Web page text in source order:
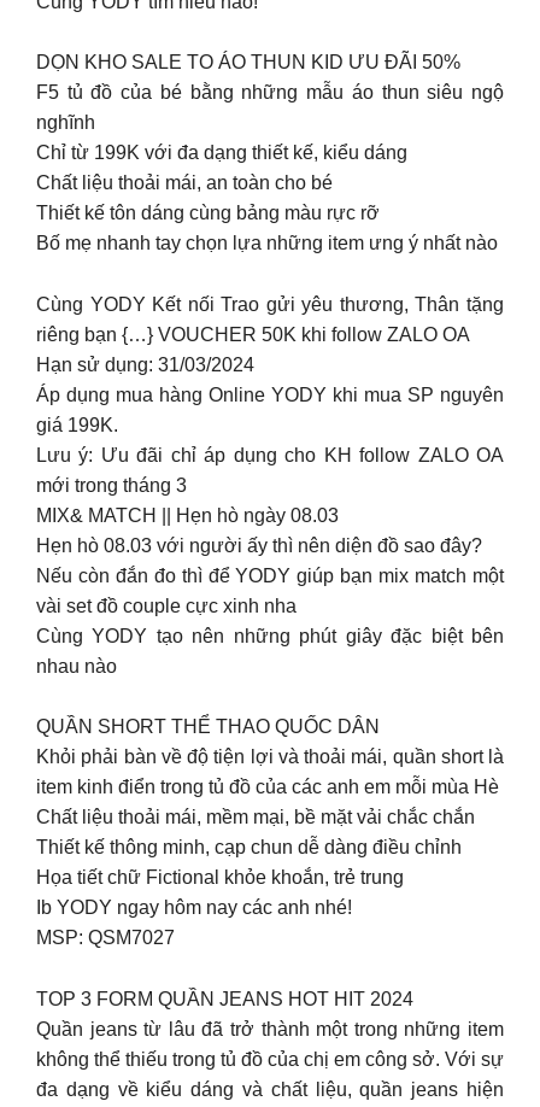
DỌN KHO SALE TO ÁO THUN KID ƯU ĐÃI 50%
F5 tủ đồ của bé bằng những mẫu áo thun siêu ngộ
nghĩnh
Chỉ từ 199K với đa dạng thiết kế, kiểu dáng
Chất liệu thoải mái, an toàn cho bé
Thiết kế tôn dáng cùng bảng màu rực rỡ
Bố mẹ nhanh tay chọn lựa những item ưng ý nhất nào
Cùng YODY Kết nối Trao gửi yêu thương, Thân tặng
riêng bạn {…} VOUCHER 50K khi follow ZALO OA
Hạn sử dụng: 31/03/2024
Áp dụng mua hàng Online YODY khi mua SP nguyên
giá 199K.
Lưu ý: Ưu đãi chỉ áp dụng cho KH follow ZALO OA
mới trong tháng 3
MIX& MATCH || Hẹn hò ngày 08.03
Hẹn hò 08.03 với người ấy thì nên diện đồ sao đây?
Nếu còn đắn đo thì để YODY giúp bạn mix match một
vài set đồ couple cực xinh nha
Cùng YODY tạo nên những phút giây đặc biệt bên
nhau nào
QUẦN SHORT THỂ THAO QUỐC DÂN
Khỏi phải bàn về độ tiện lợi và thoải mái, quần short là
item kinh điển trong tủ đồ của các anh em mỗi mùa Hè
Chất liệu thoải mái, mềm mại, bề mặt vải chắc chắn
Thiết kế thông minh, cạp chun dễ dàng điều chỉnh
Họa tiết chữ Fictional khỏe khoắn, trẻ trung
Ib YODY ngay hôm nay các anh nhé!
MSP: QSM7027
TOP 3 FORM QUẦN JEANS HOT HIT 2024
Quần jeans từ lâu đã trở thành một trong những item
không thể thiếu trong tủ đồ của chị em công sở. Với sự
đa dạng về kiểu dáng và chất liệu, quần jeans hiện